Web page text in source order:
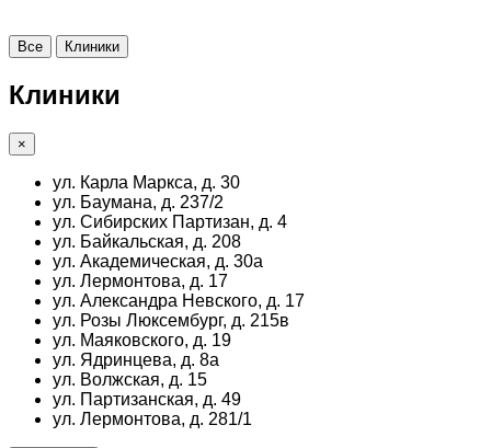
Все Клиники
Клиники
×
ул. Карла Маркса, д. 30
ул. Баумана, д. 237/2
ул. Сибирских Партизан, д. 4
ул. Байкальская, д. 208
ул. Академическая, д. 30а
ул. Лермонтова, д. 17
ул. Александра Невского, д. 17
ул. Розы Люксембург, д. 215в
ул. Маяковского, д. 19
ул. Ядринцева, д. 8а
ул. Волжская, д. 15
ул. Партизанская, д. 49
ул. Лермонтова, д. 281/1